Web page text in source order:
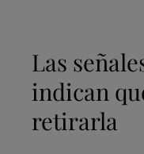
Las
indican
retirarla